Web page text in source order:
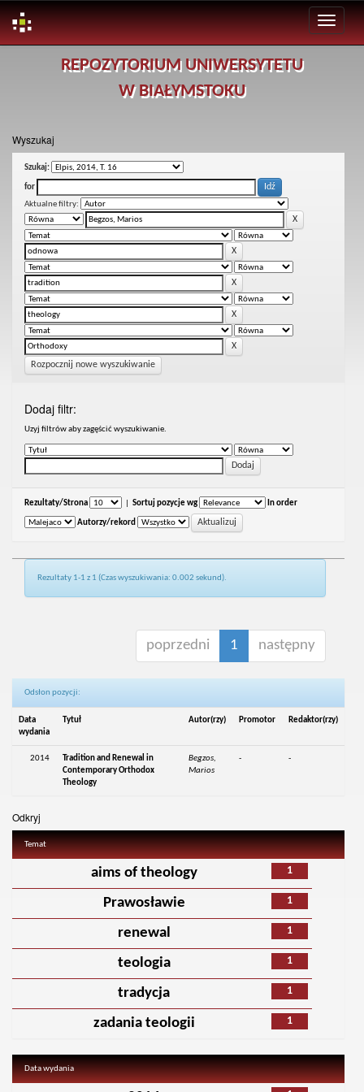
REPOZYTORIUM UNIWERSYTETU
W BIAŁYMSTOKU
Wyszukaj
Szukaj:
for
Aktualne filtry:
Rozpocznij nowe wyszukiwanie
Dodaj filtr:
Uzyj filtrów aby zagęścić wyszukiwanie.
Rezultaty/Strona Sortuj pozycje wg In order
Autorzy/rekord
Rezultaty 1-1 z 1 (Czas wyszukiwania: 0.002 sekund).
poprzedni 1 następny
Odsłon pozycji:
Data
wydania
Tytuł Autor(rzy) Promotor Redaktor(rzy)
2014
Tradition and Renewal in
Contemporary Orthodox
Theology
Begzos,
Marios
- -
Odkryj
Temat
1
aims of theology
1
Prawosławie
1
renewal
1
teologia
1
tradycja
1
zadania teologii
Data wydania